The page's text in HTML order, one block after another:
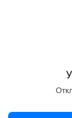
скорости и